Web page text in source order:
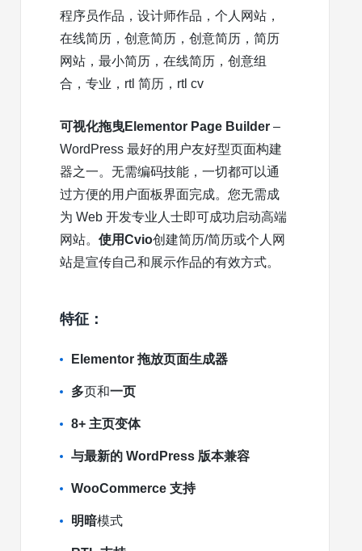
程序员作品，设计师作品，个人网站，
在线简历，创意简历，创意简历，简历
网站，最小简历，在线简历，创意组
合，专业，rtl 简历，rtl cv
可视化拖曳Elementor Page Builder –
WordPress 最好的用户友好型页面构建
器之一。无需编码技能，一切都可以通
过方便的用户面板界面完成。您无需成
为 Web 开发专业人士即可成功启动高端
网站。 使用Cvio创建简历/简历或个人网
站是宣传自己和展示作品的有效方式。
特征：
Elementor 拖放页面生成器
多页和一页
8+ 主页变体
与最新的 WordPress 版本兼容
WooCommerce 支持
明暗模式